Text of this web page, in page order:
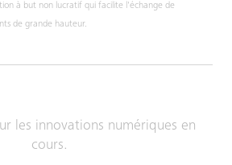
à but non lucratif qui facilite l'échange de
de grande hauteur.
les innovations numériques en
cours.